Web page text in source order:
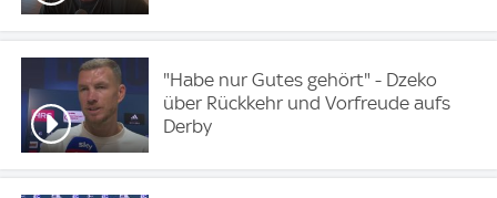
"Habe nur Gutes gehört" - Dzeko
über Rückkehr und Vorfreude aufs
Derby